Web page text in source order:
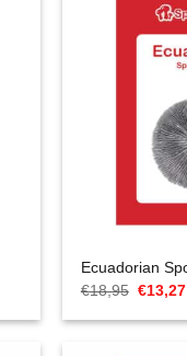
Ecuadorian
€18,95
was:
€13,27